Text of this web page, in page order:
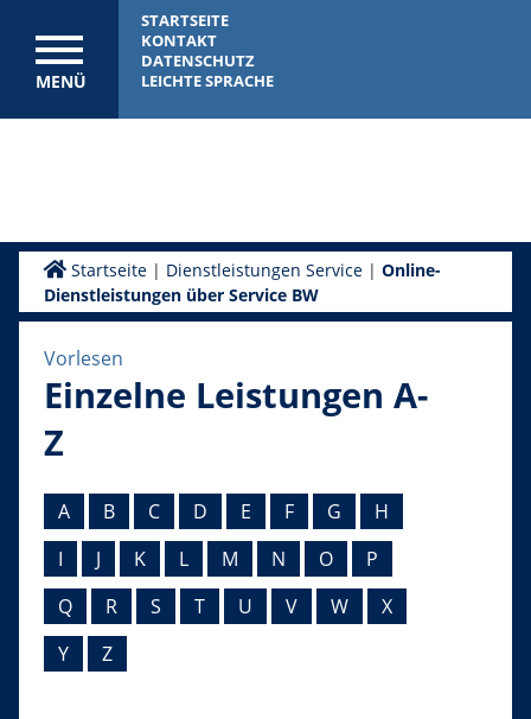
MENÜ
STARTSEITE
KONTAKT
DATENSCHUTZ
LEICHTE SPRACHE
Startseite| Dienstleistungen Service| Online-
Dienstleistungen über Service BW
Vorlesen
Einzelne Leistungen A-
Z
A B C D E F G
H
I
J K L M N O
P
Q
R S T U V W
X
Y
Z